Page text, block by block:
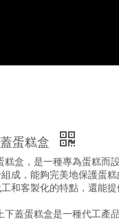
蛋糕盒
糕盒，是一種專為蛋糕而
成，能夠完美地保護蛋
和客製化的特點，還能提
下蓋蛋糕盒是一種代工產